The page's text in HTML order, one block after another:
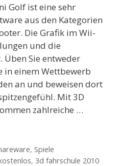
Golf ist eine sehr
aus den Kategorien
Die Grafik im Wii-
und die
Sie entweder
in einem Wettbewerb
an und beweisen dort
Mit 3D
zahlreiche …
, Spiele
, 3d fahrschule 2010